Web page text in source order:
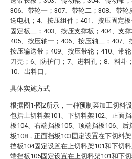
306、带轮一；307、带轮二；308、带轮
送电机；4、按压组件；401、按压固定
固定板二；403、按压支撑板；404、支撑
405、按压轴一；406、按压轴二；407、
按压输送带；409、按压带轮；410、带
刀壳；6、防护门；7、进料孔；8、料斗
10、出料口。
具体实施方式
根据图1-图2所示，一种预制菜加工切料
包括上切料架101、下切料架102、正面
板104、右端挡板105、顶端挡板106、后
板108，正面挡板103固定设置在下切料
挡板104固定设置在上切料架101和下切
端挡板105固定设置在上切料架101和下切